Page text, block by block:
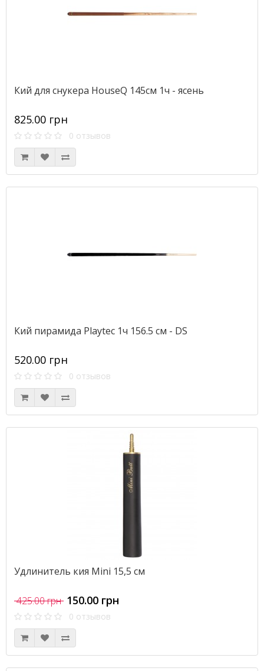
Кий для снукера HouseQ 145см 1ч - ясень
825.00 грн
0 отзывов
Кий пирамида Playtec 1ч 156.5 см - DS
520.00 грн
0 отзывов
Удлинитель кия Mini 15,5 см
425.00 грн 150.00 грн
0 отзывов